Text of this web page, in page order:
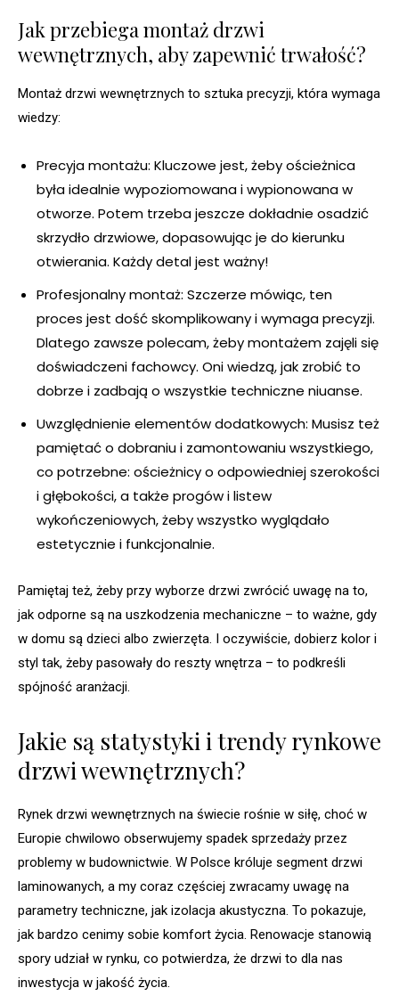
Jak przebiega montaż drzwi
wewnętrznych, aby zapewnić trwałość?
Montaż drzwi wewnętrznych to sztuka precyzji, która wymaga
wiedzy:
Precyja montażu: Kluczowe jest, żeby ościeżnica
była idealnie wypoziomowana i wypionowana w
otworze. Potem trzeba jeszcze dokładnie osadzić
skrzydło drzwiowe, dopasowując je do kierunku
otwierania. Każdy detal jest ważny!
Profesjonalny montaż: Szczerze mówiąc, ten
proces jest dość skomplikowany i wymaga precyzji.
Dlatego zawsze polecam, żeby montażem zajęli się
doświadczeni fachowcy. Oni wiedzą, jak zrobić to
dobrze i zadbają o wszystkie techniczne niuanse.
Uwzględnienie elementów dodatkowych: Musisz też
pamiętać o dobraniu i zamontowaniu wszystkiego,
co potrzebne: ościeżnicy o odpowiedniej szerokości
i głębokości, a także progów i listew
wykończeniowych, żeby wszystko wyglądało
estetycznie i funkcjonalnie.
Pamiętaj też, żeby przy wyborze drzwi zwrócić uwagę na to,
jak odporne są na uszkodzenia mechaniczne – to ważne, gdy
w domu są dzieci albo zwierzęta. I oczywiście, dobierz kolor i
styl tak, żeby pasowały do reszty wnętrza – to podkreśli
spójność aranżacji.
Jakie są statystyki i trendy rynkowe
drzwi wewnętrznych?
Rynek drzwi wewnętrznych na świecie rośnie w siłę, choć w
Europie chwilowo obserwujemy spadek sprzedaży przez
problemy w budownictwie. W Polsce króluje segment drzwi
laminowanych, a my coraz częściej zwracamy uwagę na
parametry techniczne, jak izolacja akustyczna. To pokazuje,
jak bardzo cenimy sobie komfort życia. Renowacje stanowią
spory udział w rynku, co potwierdza, że drzwi to dla nas
inwestycja w jakość życia.